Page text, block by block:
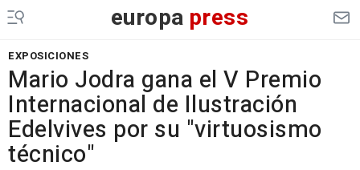
europa press
EXPOSICIONES
Mario Jodra gana el V Premio
Internacional de Ilustración
Edelvives por su "virtuosismo
técnico"